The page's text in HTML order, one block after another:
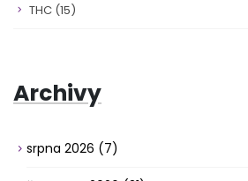
THC (15)
Archivy
srpna 2026 (7)